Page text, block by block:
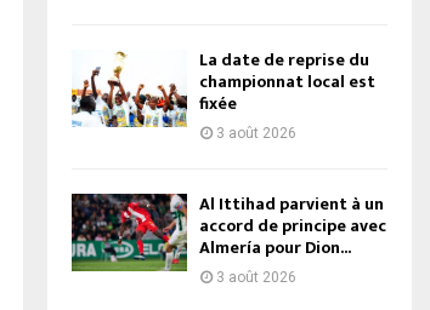
La date de reprise du
championnat local est
fixée
3 août 2026
Al Ittihad parvient à un
accord de principe avec
Almería pour Dion...
3 août 2026